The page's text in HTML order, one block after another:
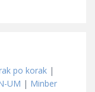
po korak |
UM | Minber